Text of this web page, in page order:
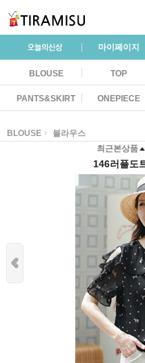
마이페이지
BLOUSE TOP
PANTS&SKIRT ONEPIECE
BLOUSE
블라우스
최근본상품
146러플도